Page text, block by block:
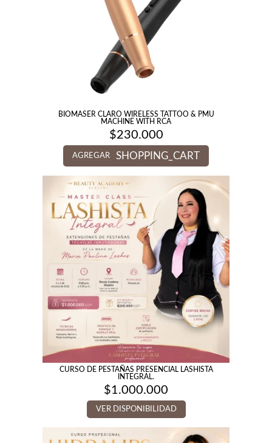
BIOMASER CLARO WIRELESS TATTOO & PMU
MACHINE WITH RCA
$230.000
AGREGAR SHOPPING_CART
CURSO DE PESTAÑAS PRESENCIAL LASHISTA
INTEGRAL.
$1.000.000
VER DISPONIBILIDAD